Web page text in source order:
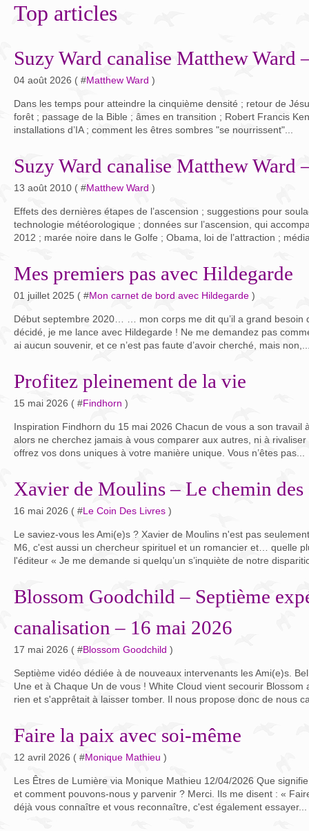
Top articles
Suzy Ward canalise Matthew Ward
04 août 2026 ( #Matthew Ward )
Dans les temps pour atteindre la cinquième densité ; retour de
forêt ; passage de la Bible ; âmes en transition ; Robert Francis
installations d’IA ; comment les êtres sombres "se nourrissent"...
Suzy Ward canalise Matthew Ward
13 août 2010 ( #Matthew Ward )
Effets des dernières étapes de l’ascension ; suggestions pour
technologie météorologique ; données sur l’ascension, qui
2012 ; marée noire dans le Golfe ; Obama, loi de l’attraction ;
Mes premiers pas avec Hildegarde
01 juillet 2025 ( #Mon carnet de bord avec Hildegarde )
Début septembre 2020… … mon corps me dit qu’il a grand besoin
décidé, je me lance avec Hildegarde ! Ne me demandez pas
ai aucun souvenir, et ce n’est pas faute d’avoir cherché, mais
Profitez pleinement de la vie
15 mai 2026 ( #Findhorn )
Inspiration Findhorn du 15 mai 2026 Chacun de vous a son travail
alors ne cherchez jamais à vous comparer aux autres, ni à
offrez vos dons uniques à votre manière unique. Vous n’êtes pas...
Xavier de Moulins – Le chemin des
16 mai 2026 ( #Le Coin Des Livres )
Le saviez-vous les Ami(e)s ? Xavier de Moulins n'est pas
M6, c'est aussi un chercheur spirituel et un romancier et… quelle
l'éditeur « Je me demande si quelqu’un s’inquiète de notre
Blossom Goodchild – Septième
canalisation – 16 mai 2026
17 mai 2026 ( #Blossom Goodchild )
Septième vidéo dédiée à de nouveaux intervenants les Ami(e)s.
Une et à Chaque Un de vous ! White Cloud vient secourir
rien et s'apprêtait à laisser tomber. Il nous propose donc de nous
Faire la paix avec soi-même
12 avril 2026 ( #Monique Mathieu )
Les Êtres de Lumière via Monique Mathieu 12/04/2026 Que
et comment pouvons-nous y parvenir ? Merci. Ils me disent : «
déjà vous connaître et vous reconnaître, c'est également essayer...